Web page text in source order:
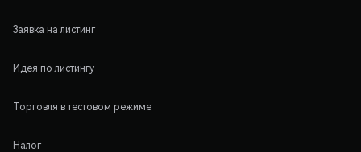
Заявка на листинг
Идея по листингу
Торговля в тестовом режиме
Налог